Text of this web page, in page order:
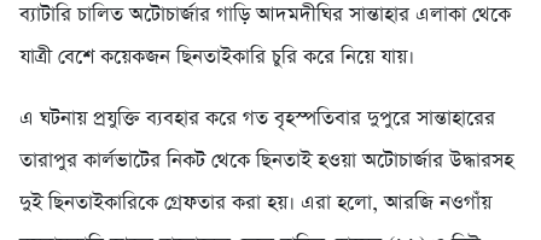
ব্যাটারি চালিত অটোচার্জার গাড়ি আদমদীঘির সান্তাহার এলাকা থেকে
যাত্রী বেশে কয়েকজন ছিনতাইকারি চুরি করে নিয়ে যায়।
এ ঘটনায় প্রযুক্তি ব্যবহার করে গত বৃহস্পতিবার দুপুরে সান্তাহারের
তারাপুর কার্লভাটের নিকট থেকে ছিনতাই হওয়া অটোচার্জার উদ্ধারসহ
দুই ছিনতাইকারিকে গ্রেফতার করা হয়। এরা হলো, আরজি নওগাঁয়